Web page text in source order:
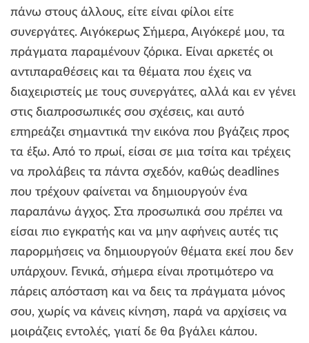
πάνω στους άλλους, είτε είναι φίλοι είτε
συνεργάτες. Αιγόκερως Σήμερα, Αιγόκερέ μου, τα
πράγματα παραμένουν ζόρικα. Είναι αρκετές οι
αντιπαραθέσεις και τα θέματα που έχεις να
διαχειριστείς με τους συνεργάτες, αλλά και εν γένει
στις διαπροσωπικές σου σχέσεις, και αυτό
επηρεάζει σημαντικά την εικόνα που βγάζεις προς
τα έξω. Από το πρωί, είσαι σε μια τσίτα και τρέχεις
να προλάβεις τα πάντα σχεδόν, καθώς deadlines
που τρέχουν φαίνεται να δημιουργούν ένα
παραπάνω άγχος. Στα προσωπικά σου πρέπει να
είσαι πιο εγκρατής και να μην αφήνεις αυτές τις
παρορμήσεις να δημιουργούν θέματα εκεί που δεν
υπάρχουν. Γενικά, σήμερα είναι προτιμότερο να
πάρεις απόσταση και να δεις τα πράγματα μόνος
σου, χωρίς να κάνεις κίνηση, παρά να αρχίσεις να
μοιράζεις εντολές, γιατί δε θα βγάλει κάπου.